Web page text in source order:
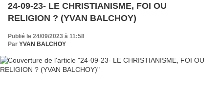
24-09-23- LE CHRISTIANISME, FOI OU
RELIGION ? (YVAN BALCHOY)
Publié le 24/09/2023 à 11:58
Par YVAN BALCHOY